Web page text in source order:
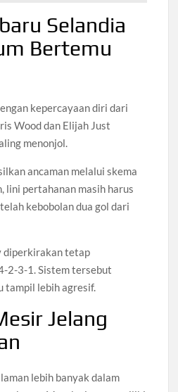
Selandia
Bertemu
kepercayaan diri dari
Wood dan Elijah Just
menonjol.
ancaman melalui skema
lini pertahanan masih harus
kebobolan dua gol dari
diperkirakan tetap
2-3-1. Sistem tersebut
tampil lebih agresif.
Jelang
lebih banyak dalam